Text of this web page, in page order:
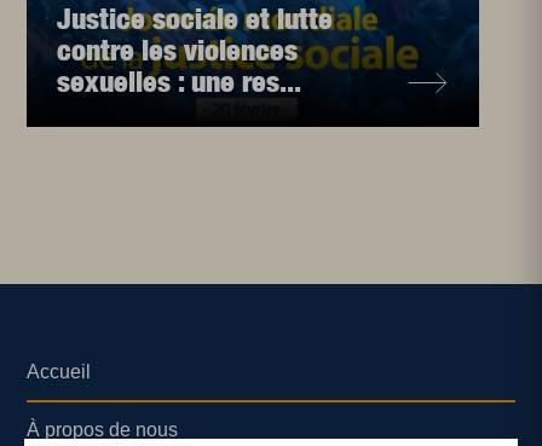
Justice sociale et lutte
contre les violences
sexuelles : une res...
Accueil
À propos de nous